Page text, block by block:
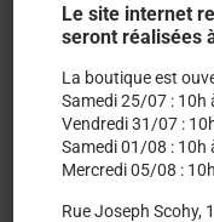
Produits
Le site internet
seront réalisées
La boutique est
Samedi 25/07 : 10h
Vendredi 31/07 :
Samedi 01/08 : 10h
Mercredi 05/08 :
Rue Joseph Scohy,